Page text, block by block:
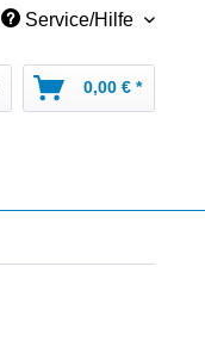
Service/Hilfe
0,00 € *